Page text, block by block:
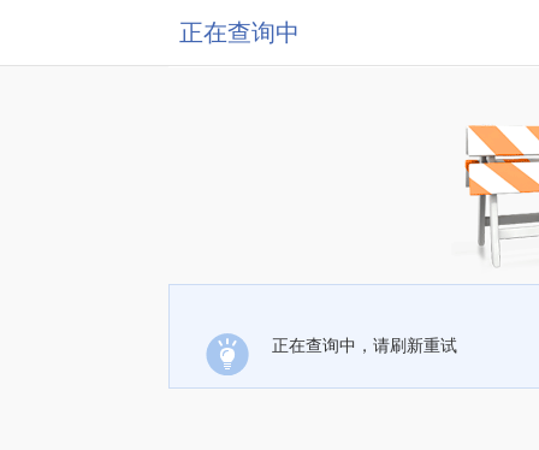
正在查询中
正在查询中，请刷新重试